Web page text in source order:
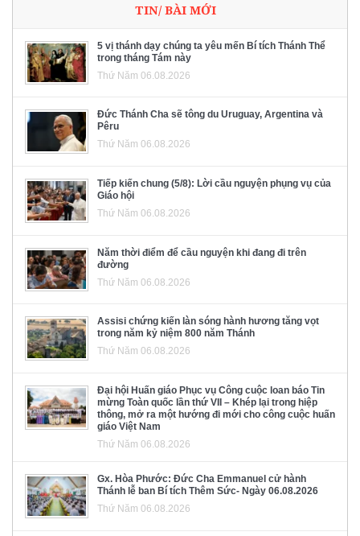
TIN/ BÀI MỚI
5 vị thánh dạy chúng ta yêu mến Bí tích Thánh Thể
trong tháng Tám này
Thứ Năm 06.08.2026
Đức Thánh Cha sẽ tông du Uruguay, Argentina và
Pêru
Thứ Năm 06.08.2026
Tiếp kiến chung (5/8): Lời cầu nguyện phụng vụ của
Giáo hội
Thứ Năm 06.08.2026
Năm thời điểm để cầu nguyện khi đang đi trên
đường
Thứ Năm 06.08.2026
Assisi chứng kiến làn sóng hành hương tăng vọt
trong năm kỷ niệm 800 năm Thánh
Thứ Năm 06.08.2026
Đại hội Huấn giáo Phục vụ Công cuộc loan báo Tin
mừng Toàn quốc lần thứ VII – Khép lại trong hiệp
thông, mở ra một hướng đi mới cho công cuộc huấn
giáo Việt Nam
Thứ Năm 06.08.2026
Gx. Hòa Phước: Đức Cha Emmanuel cử hành
Thánh lễ ban Bí tích Thêm Sức- Ngày 06.08.2026
Thứ Năm 06.08.2026